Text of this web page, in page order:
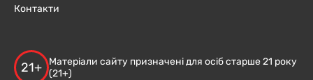
Контакти
21+
Матеріали сайту призначені для осіб старше 21 року
(21+)